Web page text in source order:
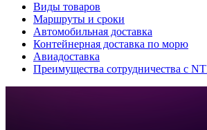
Виды товаров
Маршруты и сроки
Автомобильная доставка
Контейнерная доставка по морю
Авиадоставка
Преимущества сотрудничества с